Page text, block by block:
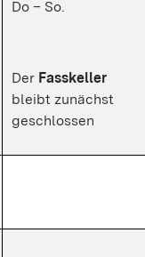
Do – So.
Der Fasskeller
bleibt zunächst
geschlossen